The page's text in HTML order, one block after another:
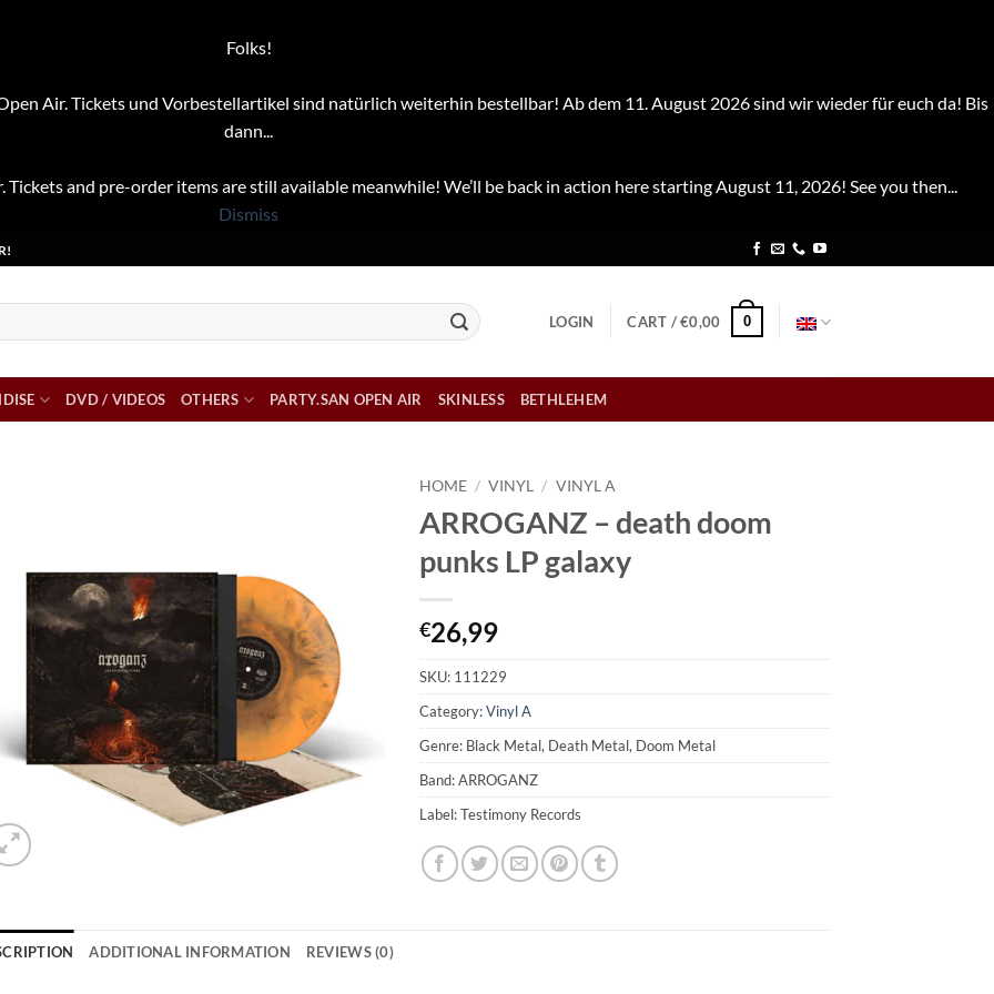
Folks!
Air. Tickets und Vorbestellartikel sind natürlich weiterhin bestellbar! Ab dem 11. August 2026 sind wir wieder für euch da! Bis
dann...
and pre-order items are still available meanwhile! We’ll be back in action here starting August 11, 2026! See you then...
Dismiss
LOGIN CART /€0,00 0
DVD / VIDEOS OTHERS PARTY.SAN OPEN AIR SKINLESS BETHLEHEM
HOME / VINYL / VINYL A
ARROGANZ – death doom
punks LP galaxy
€26,99
SKU: 111229
Category:Vinyl A
Genre: Black Metal, Death Metal, Doom Metal
Band: ARROGANZ
Label: Testimony Records
ADDITIONAL INFORMATION REVIEWS (0)